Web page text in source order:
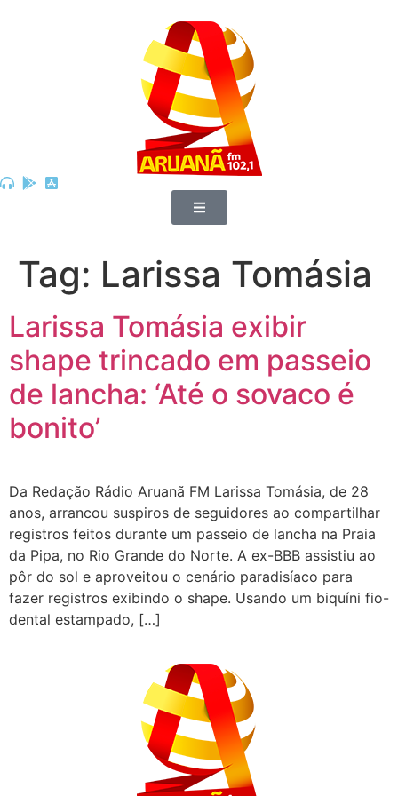
Tag: Larissa Tomásia
Larissa Tomásia exibir
shape trincado em passeio
de lancha: ‘Até o sovaco é
bonito’
Da Redação Rádio Aruanã FM Larissa Tomásia, de 28
anos, arrancou suspiros de seguidores ao compartilhar
registros feitos durante um passeio de lancha na Praia
da Pipa, no Rio Grande do Norte. A ex-BBB assistiu ao
pôr do sol e aproveitou o cenário paradisíaco para
fazer registros exibindo o shape. Usando um biquíni fio-
dental estampado, […]